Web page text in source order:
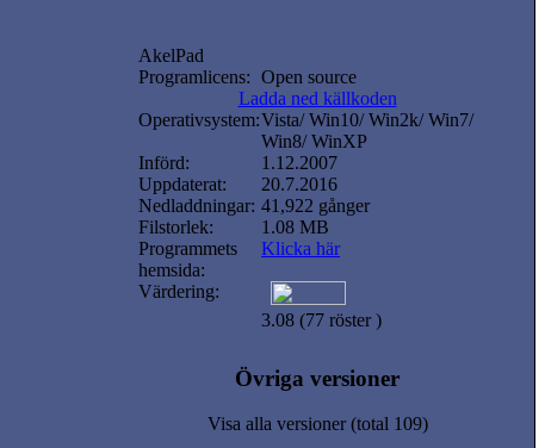
AkelPad
Programlicens: Open source
Ladda ned källkoden
Operativsystem:Vista/ Win10/ Win2k/ Win7/
Win8/ WinXP
Införd:
1.12.2007
Uppdaterat:
20.7.2016
Nedladdningar: 41,922 gånger
Filstorlek:
1.08 MB
Programmets
hemsida:
Klicka här
Värdering:
3.08 (77 röster )
Övriga versioner
Visa alla versioner (total 109)